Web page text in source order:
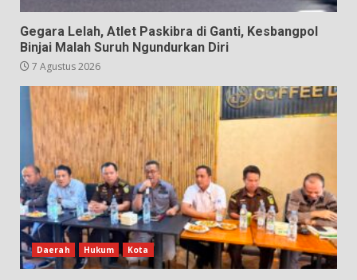
Gegara Lelah, Atlet Paskibra di Ganti, Kesbangpol
Binjai Malah Suruh Ngundurkan Diri
7 Agustus 2026
Daerah Hukum Kota